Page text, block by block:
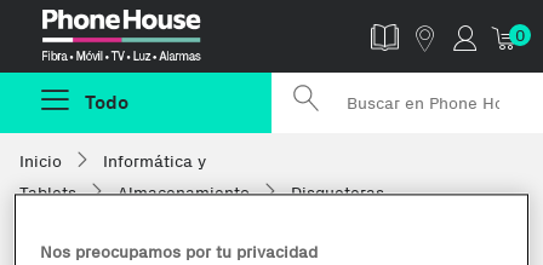
0
Todo
Inicio
Informática y
Tablets
Almacenamiento Disqueteras
Nos preocupamos por tu privacidad